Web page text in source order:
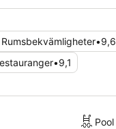
Rumsbekvämligheter•9,6
•9,1
Pool